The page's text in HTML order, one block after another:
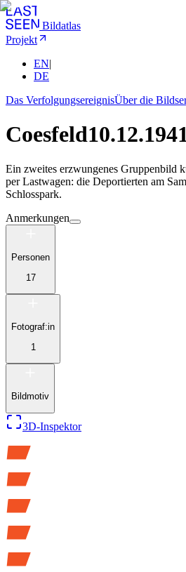
Bildatlas
Projekt
EN|
DE
Das VerfolgungsereignisÜber die
Coesfeld
Ein zweites erzwungenes Gruppenbild
per Lastwagen: die Deportierten am
Schlosspark.
Anmerkungen
Personen
17
Fotograf:in
1
Bildmotiv
3D-Inspektor